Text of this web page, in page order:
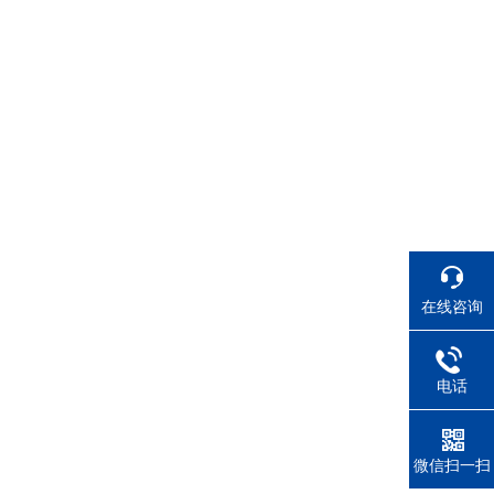
在线咨询
电话
微信扫一扫